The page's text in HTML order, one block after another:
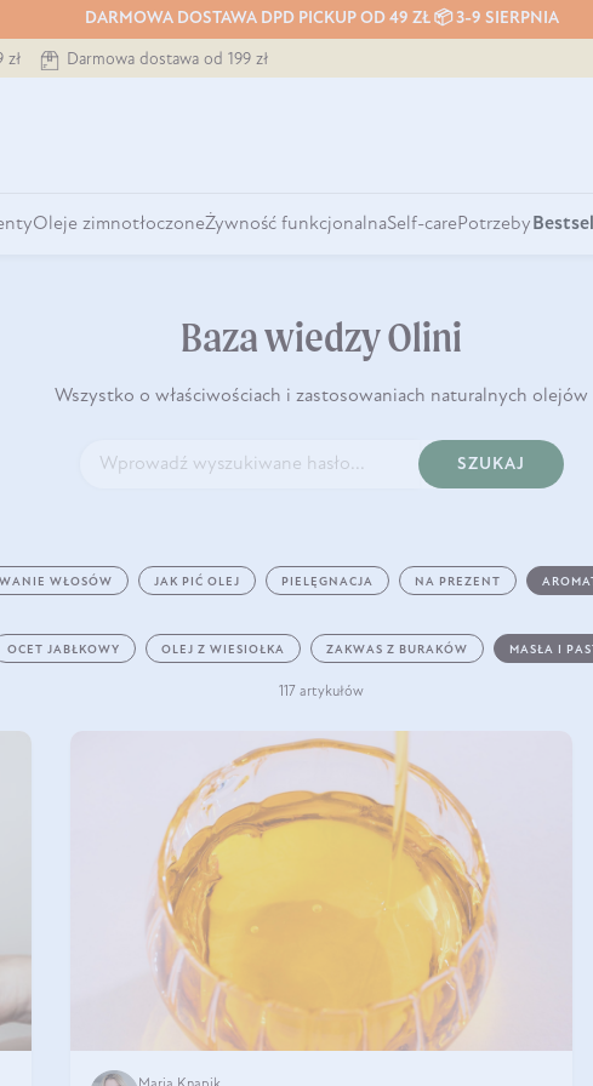
DARMOWA DOSTAWA DPD PICKUP OD 49 ZŁ 📦 3-9 SIERPNIA
zł Darmowa dostawa od 199 zł
Oleje zimnotłoczoneŻywność funkcjonalnaSelf-carePotrzeby
Baza wiedzy Olini
Wszystko o właściwościach i zastosowaniach naturalnych olejów
SZUKAJ
WŁOSÓW JAK PIĆ OLEJ PIELĘGNACJA NA PREZENT
OCET JABŁKOWY OLEJ Z WIESIOŁKA ZAKWAS Z BURAKÓW MASŁA I
117 artykułów